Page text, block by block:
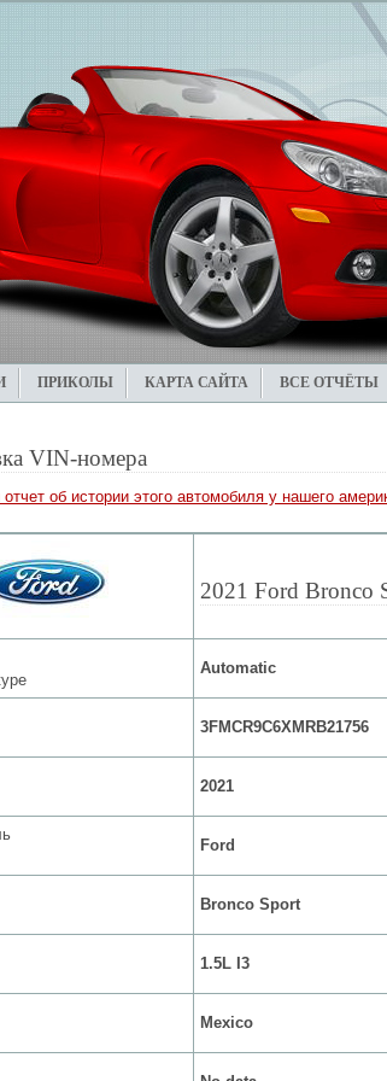
ПРИКОЛЫ КАРТА САЙТА ВСЕ ОТЧЁТЫ
VIN-номера
об истории этого автомобиля у нашего
2021 Ford Bronco
Automatic
3FMCR9C6XMRB21756
2021
Ford
Bronco Sport
1.5L I3
Mexico